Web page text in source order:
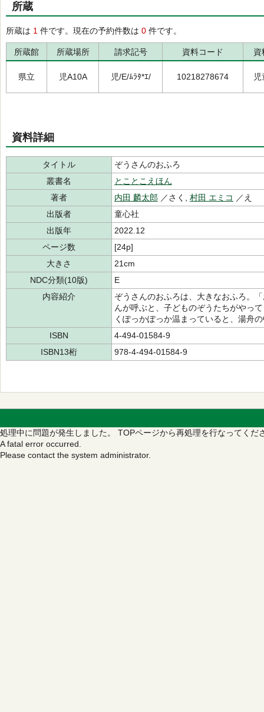
所蔵
所蔵は 1 件です。現在の予約件数は 0 件です。
所蔵館 所蔵場所 請求記号 資料コード 資
県立 児A10A 児/E/ﾑﾗﾀ*ｴ/ 10218278674
資料詳細
タイトル
ぞうさんのおふろ
叢書名
とことこえほん
著者
内田 麟太郎 ／さく, 村田 エミコ ／え
出版者
童心社
出版年
2022.12
ページ数
[24p]
大きさ
21cm
NDC分類(10版)
E
内容紹介
ぞうさんのおふろは、大きなおふろ。
んが呼ぶと、子どものぞうたちがやっ
くぽっかぽっか温まっていると、湯舟
ISBN
4-494-01584-9
ISBN13桁
978-4-494-01584-9
処理中に問題が発生しました。 TOPページから再処理を行なってくだ
A fatal error occurred.
Please contact the system administrator.